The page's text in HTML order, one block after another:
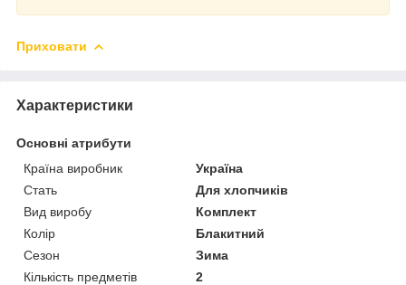
Приховати
Характеристики
Основні атрибути
Країна виробник
Україна
Стать
Для хлопчиків
Вид виробу
Комплект
Колір
Блакитний
Сезон
Зима
Кількість предметів
2